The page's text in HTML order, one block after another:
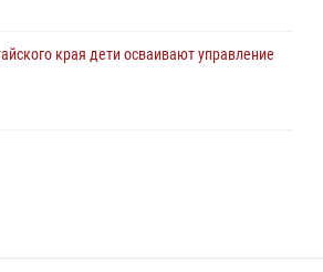
края дети осваивают управление